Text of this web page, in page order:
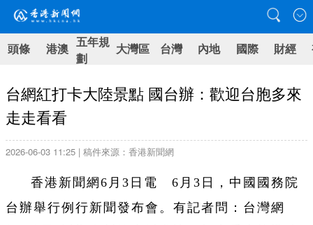
頭條 港澳 五年規
劃
大灣區 台灣 內地 國際 財經
台網紅打卡大陸景點 國台辦：歡迎台胞多來
走走看看
2026-06-03 11:25 | 稿件來源：香港新聞網
香港新聞網6月3日電 6月3日，中國國務院
台辦舉行例行新聞發布會。有記者問：台灣網